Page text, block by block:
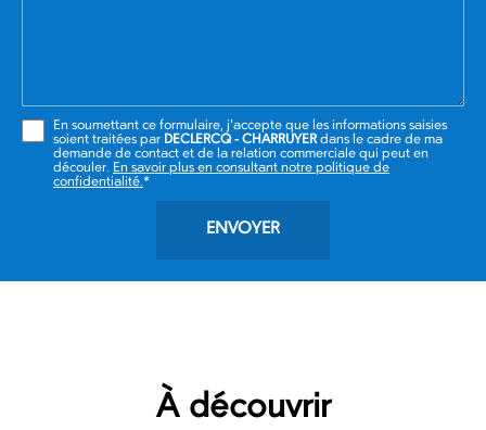
En soumettant ce formulaire, j'accepte que les informations saisies
soient traitées par DECLERCQ - CHARRUYERdans le cadre de ma
demande de contact et de la relation commerciale qui peut en
découler. En savoir plus en consultant notre politique de
confidentialité.*
À découvrir